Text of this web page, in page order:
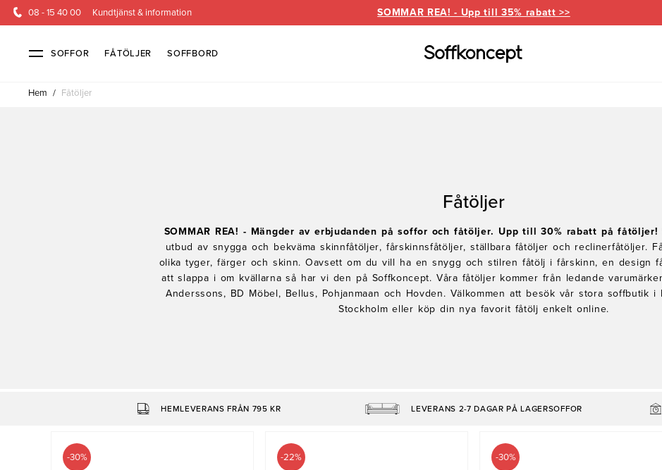
08 - 15 40 00 Kundtjänst & information SOMMAR REA! - Upp till 35% rabatt >>
SOFFOR FÅTÖLJER SOFFBORD
Sammetssoffor
Soffor med divan
Ermatiko
Hovden
Kleppe
Pohjanmaan
Hem / Fåtöljer
Fåtöljer
SOMMAR REA! - Mängder av erbjudanden på soffor och fåtöljer. Upp till 30% rabatt på fåtöljer!
utbud av snygga och bekväma skinnfåtöljer, fårskinnsfåtöljer, ställbara fåtöljer och reclinerfåtöljer.
olika tyger, färger och skinn. Oavsett om du vill ha en snygg och stilren fåtölj i fårskinn, en design
att slappa i om kvällarna så har vi den på Soffkoncept. Våra fåtöljer kommer från ledande
Anderssons, BD Möbel, Bellus, Pohjanmaan och Hovden. Välkommen att besök vår stora soffbutik i
Stockholm eller köp din nya favorit fåtölj enkelt online.
HEMLEVERANS FRÅN 795 KR LEVERANS 2-7 DAGAR PÅ LAGERSOFFOR
-30% -22% -30%